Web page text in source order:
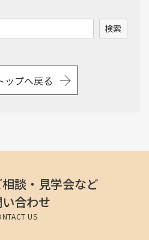
検索
ップへ戻る
談・見学会など
合わせ
US